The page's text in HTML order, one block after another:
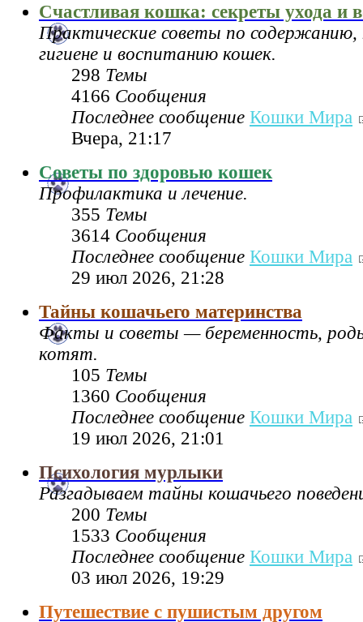
Счастливая кошка: секреты ухода и
Практические советы по содержанию,
гигиене и воспитанию кошек.
298 Темы
4166 Сообщения
Последнее сообщение Кошки Мира
Вчера, 21:17
Советы по здоровью кошек
Профилактика и лечение.
355 Темы
3614 Сообщения
Последнее сообщение Кошки Мира
29 июл 2026, 21:28
Тайны кошачьего материнства
Факты и советы — беременность,
котят.
105 Темы
1360 Сообщения
Последнее сообщение Кошки Мира
19 июл 2026, 21:01
Психология мурлыки
Разгадываем тайны кошачьего
200 Темы
1533 Сообщения
Последнее сообщение Кошки Мира
03 июл 2026, 19:29
Путешествие с пушистым другом